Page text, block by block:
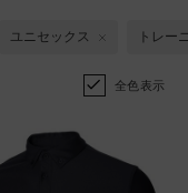
ユニセックス トレー
全色表示